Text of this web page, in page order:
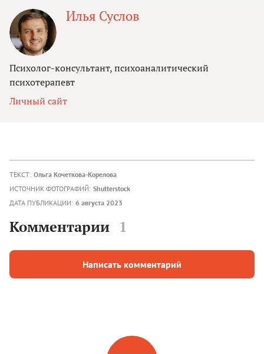
Илья Суслов
Психолог-консультант, психоаналитический
психотерапевт
Личный сайт
ТЕКСТ: Ольга Кочеткова-Корелова
ИСТОЧНИК ФОТОГРАФИЙ: Shutterstock
ДАТА ПУБЛИКАЦИИ: 6 августа 2023
Комментарии 1
Написать комментарий